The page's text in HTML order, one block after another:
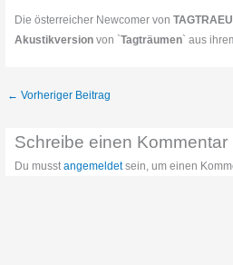
Die österreicher Newcomer von
Akustikversion von `Tagträumen` aus
← Vorheriger Beitrag
Schreibe einen Kommentar
Du musstangemeldetsein, um einen